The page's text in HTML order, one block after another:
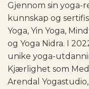
Gjennom sin yoga-
kunnskap og
Yoga, Yin Yoga,
og Yoga Nidra. I
unike yoga-
Kjærlighet som
Arendal